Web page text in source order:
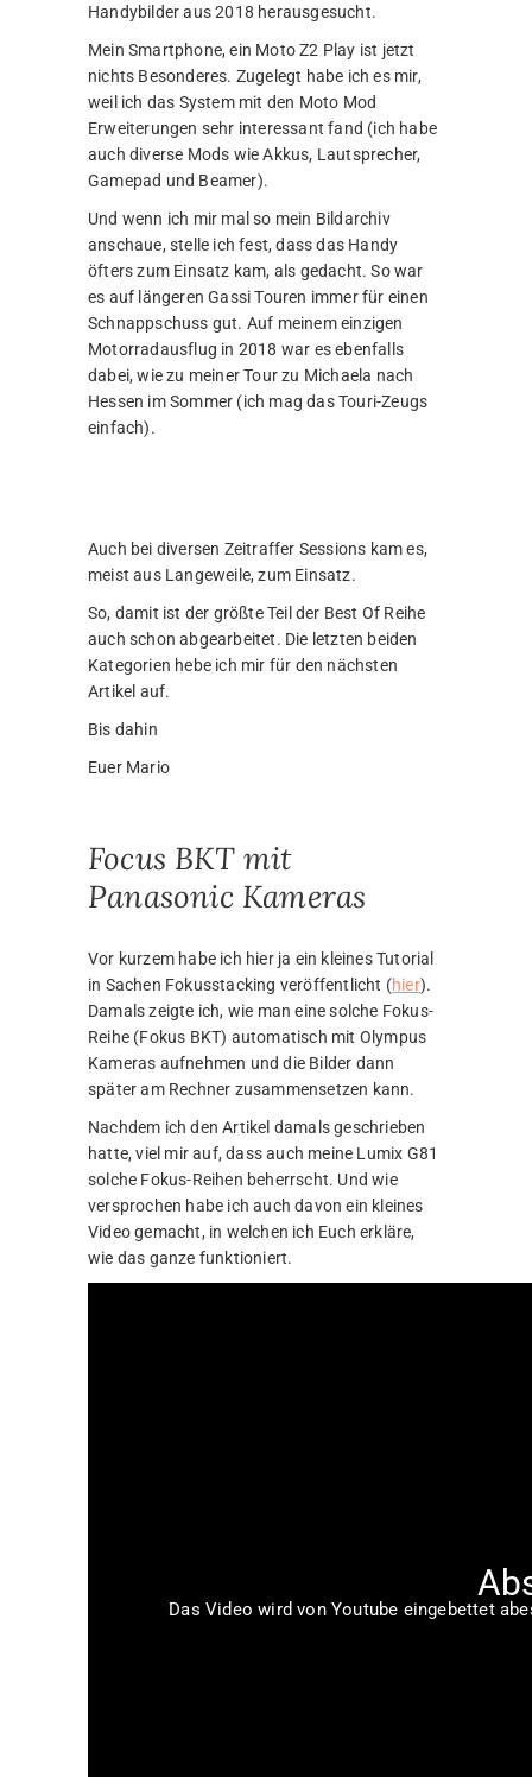
Handybilder aus 2018 herausgesucht.
Mein Smartphone, ein Moto Z2 Play ist jetzt
nichts Besonderes. Zugelegt habe ich es mir,
weil ich das System mit den Moto Mod
Erweiterungen sehr interessant fand (ich habe
auch diverse Mods wie Akkus, Lautsprecher,
Gamepad und Beamer).
Und wenn ich mir mal so mein Bildarchiv
anschaue, stelle ich fest, dass das Handy
öfters zum Einsatz kam, als gedacht. So war
es auf längeren Gassi Touren immer für einen
Schnappschuss gut. Auf meinem einzigen
Motorradausflug in 2018 war es ebenfalls
dabei, wie zu meiner Tour zu Michaela nach
Hessen im Sommer (ich mag das Touri-Zeugs
einfach).
Auch bei diversen Zeitraffer Sessions kam es,
meist aus Langeweile, zum Einsatz.
So, damit ist der größte Teil der Best Of Reihe
auch schon abgearbeitet. Die letzten beiden
Kategorien hebe ich mir für den nächsten
Artikel auf.
Bis dahin
Euer Mario
Focus BKT mit
Panasonic Kameras
Vor kurzem habe ich hier ja ein kleines Tutorial
in Sachen Fokusstacking veröffentlicht (hier).
Damals zeigte ich, wie man eine solche Fokus-
Reihe (Fokus BKT) automatisch mit Olympus
Kameras aufnehmen und die Bilder dann
später am Rechner zusammensetzen kann.
Nachdem ich den Artikel damals geschrieben
hatte, viel mir auf, dass auch meine Lumix G81
solche Fokus-Reihen beherrscht. Und wie
versprochen habe ich auch davon ein kleines
Video gemacht, in welchen ich Euch erkläre,
wie das ganze funktioniert.
Das Video wird von Youtube eingebettet